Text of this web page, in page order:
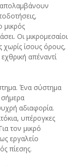
απολαμβάνουν
μικρός
Οι μικρομεσαίοι
ίσους όρους,
απέναντί
Ένα σύστημα
αδιαφορία.
υπέρογκες
τον μικρό
εργαλείο
πίεσης.